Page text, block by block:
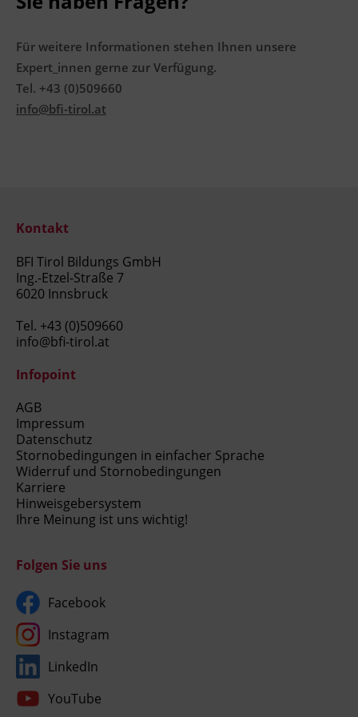
Für weitere Informationen stehen Ihnen unsere
Expert_innen gerne zur Verfügung.
Tel. +43 (0)509660
info@bfi-tirol.at
Kontakt
BFI Tirol Bildungs GmbH
Ing.-Etzel-Straße 7
6020 Innsbruck
Tel. +43 (0)509660
info@bfi-tirol.at
Infopoint
AGB
Impressum
Datenschutz
Stornobedingungen in einfacher Sprache
Widerruf und Stornobedingungen
Karriere
Hinweisgebersystem
Ihre Meinung ist uns wichtig!
Folgen Sie uns
Facebook
Instagram
LinkedIn
YouTube